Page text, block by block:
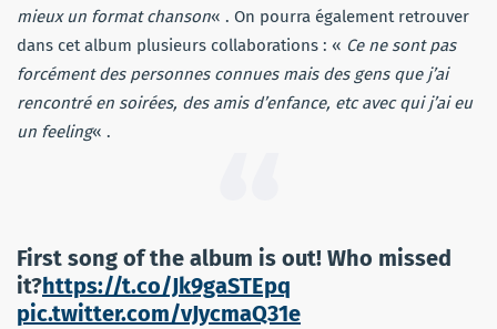
mieux un format chanson« . On pourra également retrouver
dans cet album plusieurs collaborations : « Ce ne sont pas
forcément des personnes connues mais des gens que j’ai
rencontré en soirées, des amis d’enfance, etc avec qui j’ai eu
un feeling« .
First song of the album is out! Who missed
it?https://t.co/Jk9gaSTEpq
pic.twitter.com/vJycmaQ31e